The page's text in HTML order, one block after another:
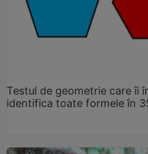
Testul de geometrie care îi
identifica toate formele în